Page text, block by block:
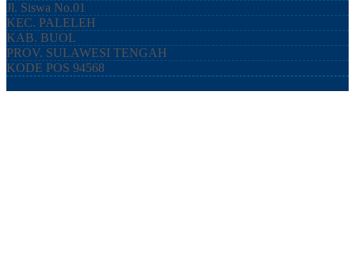
Jl. Siswa No.01
KEC. PALELEH
KAB. BUOL
PROV. SULAWESI TENGAH
KODE POS 94568